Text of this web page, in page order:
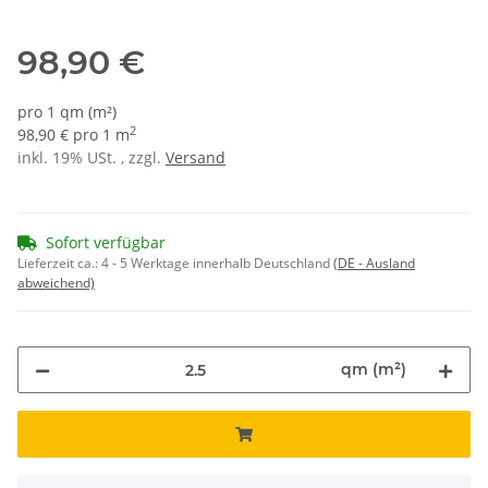
98,90 €
pro 1 qm (m²)
98,90 € pro 1 m2
inkl. 19% USt. , zzgl. Versand
Sofort verfügbar
Lieferzeit ca.:4 - 5 Werktage innerhalb Deutschland(DE - Ausland
abweichend)
qm (m²)